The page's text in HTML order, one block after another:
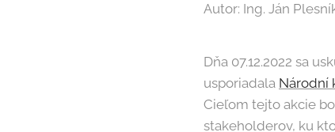
Autor: Ing. Ján
Dňa 07.12.2022 sa
usporiadala Národní
Cieľom tejto akcie
stakeholderov, ku